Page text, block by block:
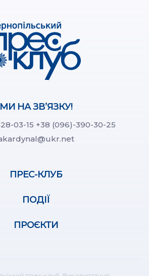
МИ НА ЗВ’ЯЗКУ!
03-15 +38 (096)-390-30-25
ПРЕС-КЛУБ
ПОДІЇ
ПРОЄКТИ